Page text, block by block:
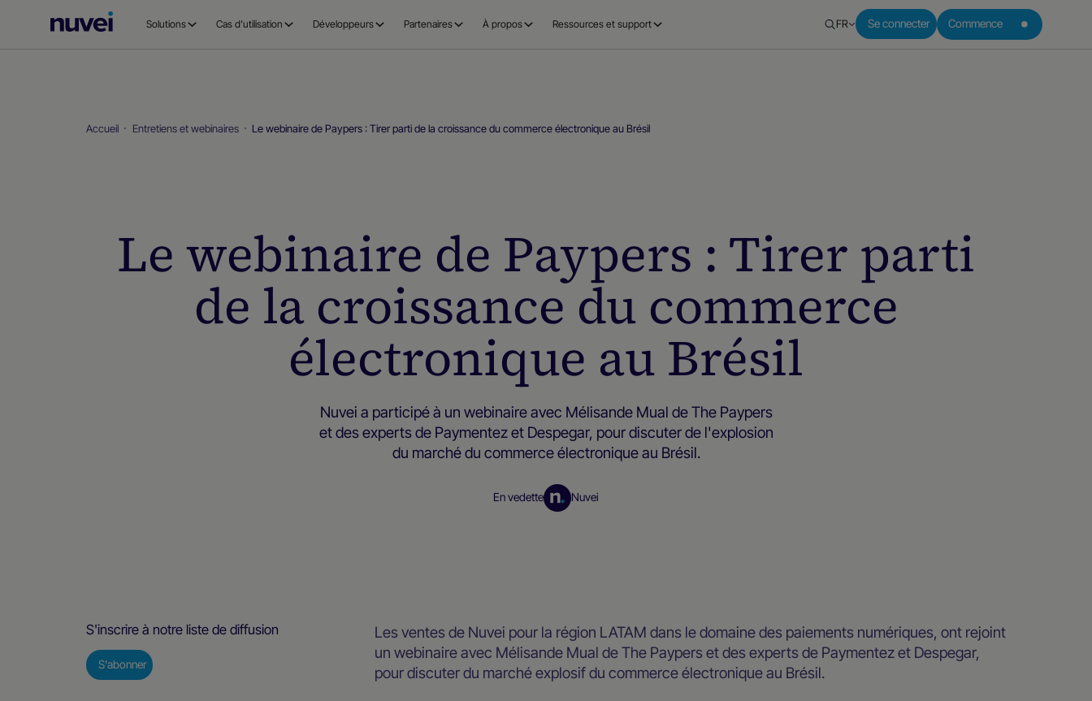
Page
Solutions Cas d’utilisation Développeurs Partenaires À propos Ressources et support FR Se connecter Commence
Accueil Entretiens et webinaires Le webinaire de Paypers : Tirer parti de la croissance du commerce électronique au Brésil
Le webinaire de Paypers : Tirer parti
de la croissance du commerce
électronique au Brésil
Nuvei a participé à un webinaire avec Mélisande Mual de The Paypers
et des experts de Paymentez et Despegar, pour discuter de l'explosion
du marché du commerce électronique au Brésil.
En vedette Nuvei
S'inscrire à notre liste de diffusion
S'abonner
Les ventes de Nuvei pour la région LATAM dans le domaine des paiements numériques, ont rejoint
un webinaire avec Mélisande Mual de The Paypers et des experts de Paymentez et Despegar,
pour discuter du marché explosif du commerce électronique au Brésil.